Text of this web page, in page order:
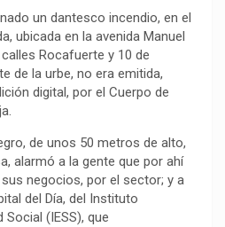
un dantesco incendio, en el
ubicada en la avenida Manuel
Rocafuerte y 10 de
de la urbe, no era emitida,
digital, por el Cuerpo de
de unos 50 metros de alto,
alarmó a la gente que por ahí
negocios, por el sector; y a
del Día, del Instituto
(IESS), que